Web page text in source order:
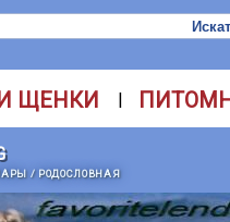
ЩЕНКИ |
/ РОДОСЛОВНАЯ